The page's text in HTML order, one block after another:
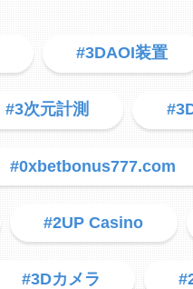
#3DAOI装置
#3次元計測
#0xbetbonus777.com
#2UP Casino
#3Dカメラ